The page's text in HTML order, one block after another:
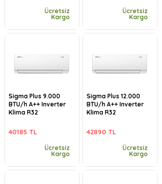
Ücretsiz
Kargo
Sigma Plus 9.000
BTU/h A++ Inverter
Klima R32
40185 TL
Ücretsiz
Kargo
Ücretsiz
Kargo
Sigma Plus 12.000
BTU/h A++ Inverter
Klima R32
42890 TL
Ücretsiz
Kargo